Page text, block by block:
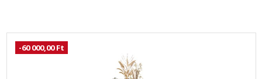
-60 000,00 Ft